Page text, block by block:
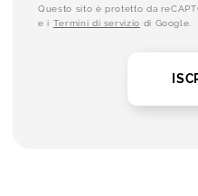
Questo sito è protetto da
e i Termini di servizio di Google.